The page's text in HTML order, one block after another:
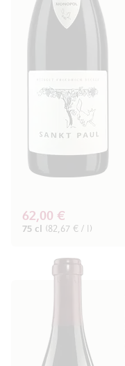
62,00 €
75 cl (82,67 € / l)